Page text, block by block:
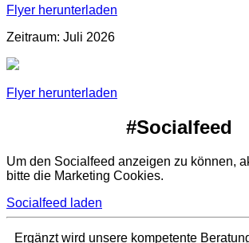
Flyer herunterladen
Zeitraum: Juli 2026
Flyer herunterladen
#Socialfeed
Um den Socialfeed anzeigen zu können,
bitte die Marketing Cookies.
Socialfeed laden
Ergänzt wird unsere kompetente